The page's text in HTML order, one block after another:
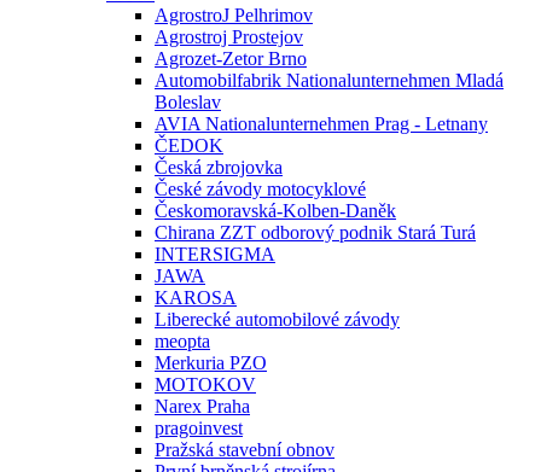
AgrostroJ Pelhrimov
Agrostroj Prostejov
Agrozet-Zetor Brno
Automobilfabrik Nationalunternehmen Mladá
Boleslav
AVIA Nationalunternehmen Prag - Letnany
ČEDOK
Česká zbrojovka
České závody motocyklové
Českomoravská-Kolben-Daněk
Chirana ZZT odborový podnik Stará Turá
INTERSIGMA
JAWA
KAROSA
Liberecké automobilové závody
meopta
Merkuria PZO
MOTOKOV
Narex Praha
pragoinvest
Pražská stavební obnov